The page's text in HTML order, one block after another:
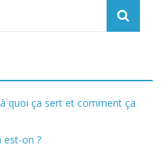
quoi ça sert et comment ça
est-on ?